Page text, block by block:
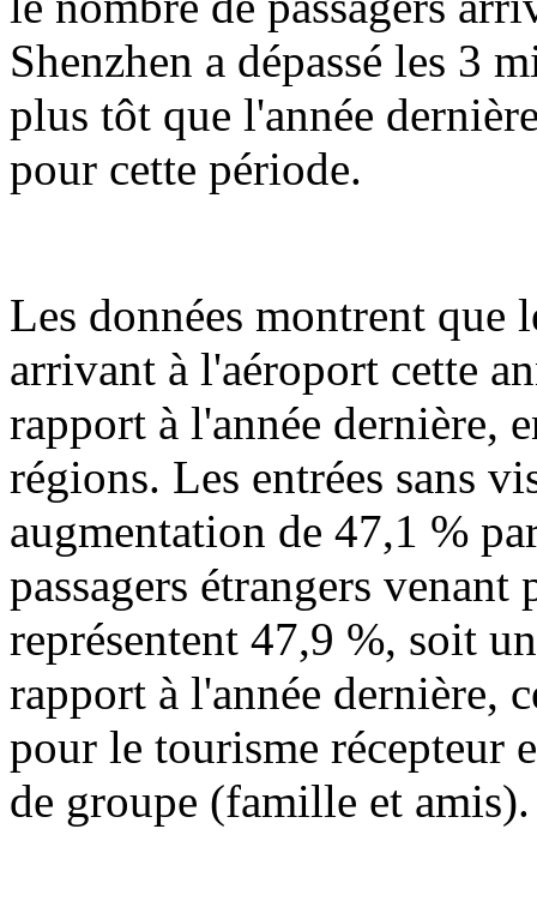
Shenzhen a dépassé les 3
plus tôt que l'année
pour cette période.
Les données montrent que
arrivant à l'aéroport cette
rapport à l'année dernière,
régions. Les entrées sans
augmentation de 47,1 %
passagers étrangers
représentent 47,9 %, soit
rapport à l'année dernière,
pour le tourisme récepteur
de groupe (famille et amis).